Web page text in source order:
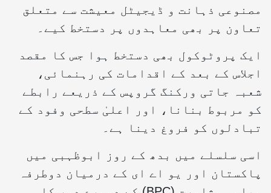
مصنوعی ذہانت و ڈیجیٹل معیشت سے متعلق
تعاون پر بھی معاہدوں پر دستخط کیے۔
ایک پروٹوکول بھی دستخط ہوا جس کا مقصد
اجلاس کے بعد کے اقدامات کی رہنمائی،
شعبہ جاتی ورکنگ گروپس کے ذریعے رابطے
کو مربوط بنانا، اور اعلیٰ سطحی وفود کے
تبادلوں کو فروغ دینا ہے۔
اسی سلسلے میں بدھ کے روز ابوظہبی میں
پاکستان اور یو اے ای کے درمیان دوطرفہ